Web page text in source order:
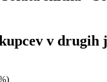
v drugih